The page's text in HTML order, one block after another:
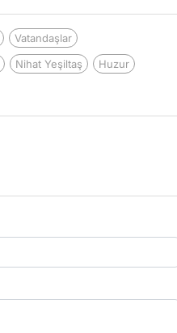
Vatandaşlar
Nihat Yeşiltaş
Huzur